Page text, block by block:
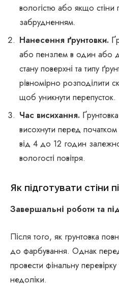
вологістю або якщо стіни
забрудненням.
Нанесення ґрунтовки.
або пензлем в один або
стану поверхні та типу
рівномірно розподілити
щоб уникнути перепусток.
Час висихання.
висохнути перед
від 4 до 12 годин залежно
вологості повітря.
Як підготувати стіни
Завершальні роботи та
Після того, як грунтовка
до фарбування. Однак
провести фінальну
недоліки.